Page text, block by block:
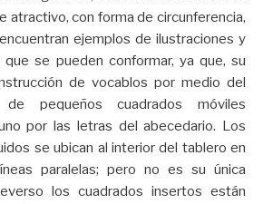
atractivo, con forma de circunferencia,
ejemplos de ilustraciones y
que se pueden conformar, ya que, su
de vocablos por medio del
de pequeños cuadrados móviles
por las letras del abecedario. Los
se ubican al interior del tablero en
paralelas; pero no es su única
los cuadrados insertos están